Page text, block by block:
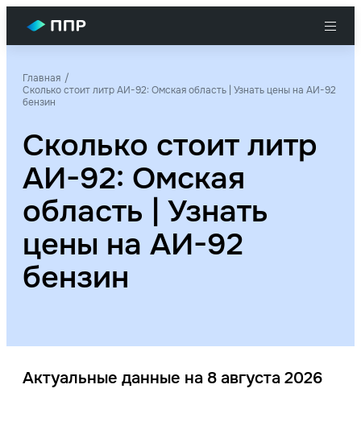
Главная
Сколько стоит литр АИ-92: Омская область | Узнать цены на АИ-92
бензин
Сколько стоит литр
АИ-92: Омская
область | Узнать
цены на АИ-92
бензин
Актуальные данные на 8 августа 2026